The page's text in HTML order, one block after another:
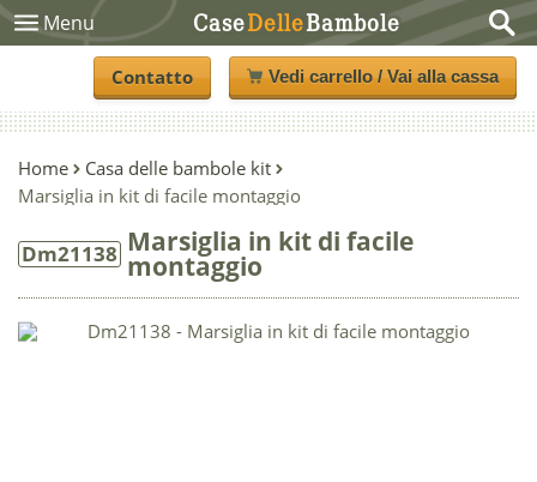
Menu CaseDelleBambole
Contatto Vedi carrello / Vai alla cassa
Dm21138 Marsiglia in kit di facile
montaggio
Home
Casa delle bambole kit
Marsiglia in kit di facile montaggio